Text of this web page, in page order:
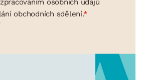
osobních údajů
obchodních sdělení.